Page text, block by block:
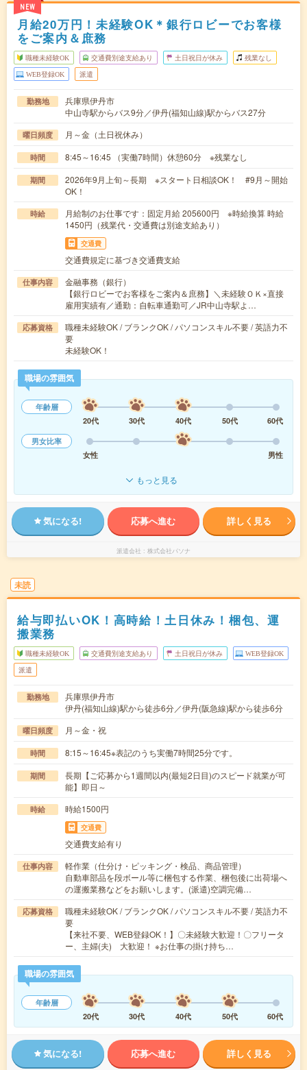
NEW
月給20万円！未経験OK＊銀行ロビーでお客様
をご案内＆庶務
職種未経験OK 交通費別途支給あり 土日祝日が休み 残業なし
WEB登録OK 派遣
勤務地
兵庫県伊丹市
中山寺駅からバス9分／伊丹(福知山線)駅からバス27分
曜日頻度 月～金（土日祝休み）
時間 8:45～16:45 （実働7時間）休憩60分 ※残業なし
期間
2026年9月上旬～長期 ※スタート日相談OK！ #9月～開始
OK！
時給
月給制のお仕事です：固定月給 205600円 ※時給換算 時給
1450円（残業代・交通費は別途支給あり）
交通費
交通費規定に基づき交通費支給
仕事内容
金融事務（銀行）
【銀行ロビーでお客様をご案内＆庶務】＼未経験ＯＫ×直接
雇用実績有／通勤：自転車通勤可／JR中山寺駅よ…
応募資格
職種未経験OK / ブランクOK / パソコンスキル不要 / 英語力不
要
未経験OK！
職場の雰囲気
年齢層
20代
30代 40代 50代
60代
男女比率
女性
男性
もっと見る
気になる! 応募へ進む 詳しく見る
派遣会社 株式会社パソナ
未読
給与即払いOK！高時給！土日休み！梱包、運
搬業務
職種未経験OK 交通費別途支給あり 土日祝日が休み WEB登録OK
派遣
勤務地
兵庫県伊丹市
伊丹(福知山線)駅から徒歩6分／伊丹(阪急線)駅から徒歩6分
曜日頻度 月～金・祝
時間 8:15～16:45※表記のうち実働7時間25分です。
期間
長期【ご応募から1週間以内(最短2日目)のスピード就業が可
能】即日～
時給 時給1500円
交通費
交通費支給有り
仕事内容
軽作業（仕分け・ピッキング・検品、商品管理）
自動車部品を段ボール等に梱包する作業、梱包後に出荷場へ
の運搬業務などをお願いします。(派遣)空調完備…
応募資格
職種未経験OK / ブランクOK / パソコンスキル不要 / 英語力不
要
【来社不要、WEB登録OK！】〇未経験大歓迎！〇フリータ
ー、主婦(夫) 大歓迎！ ※お仕事の掛け持ち…
職場の雰囲気
年齢層
20代
30代 40代 50代 60代
気になる! 応募へ進む 詳しく見る